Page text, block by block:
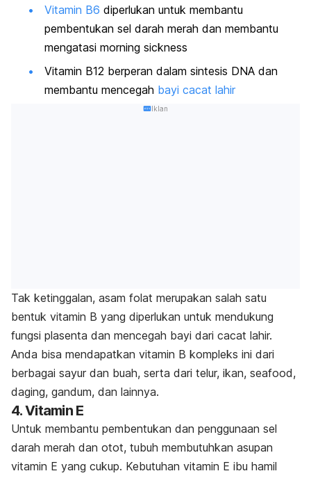
Vitamin B6 diperlukan untuk membantu
pembentukan sel darah merah dan membantu
mengatasi morning sickness
Vitamin B12 berperan dalam sintesis DNA dan
membantu mencegah bayi cacat lahir
Iklan
Tak ketinggalan, asam folat merupakan salah satu
bentuk vitamin B yang diperlukan untuk mendukung
fungsi plasenta dan mencegah bayi dari cacat lahir.
Anda bisa mendapatkan vitamin B kompleks ini dari
berbagai sayur dan buah, serta dari telur, ikan, seafood,
daging, gandum, dan lainnya.
4. Vitamin E
Untuk membantu pembentukan dan penggunaan sel
darah merah dan otot, tubuh membutuhkan asupan
vitamin E yang cukup. Kebutuhan vitamin E ibu hamil